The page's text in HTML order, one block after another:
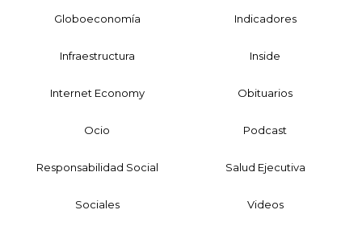
Globoeconomía Indicadores
Infraestructura Inside
Internet Economy Obituarios
Ocio Podcast
Responsabilidad Social Salud Ejecutiva
Sociales Videos